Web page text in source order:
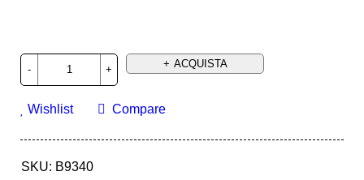
ACQUISTA
Wishlist Compare
SKU: B9340